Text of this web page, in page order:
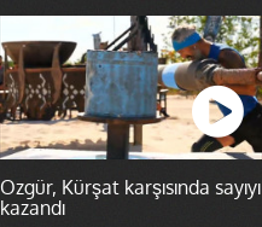
Özgür, Kürşat karşısında sayıyı
kazandı